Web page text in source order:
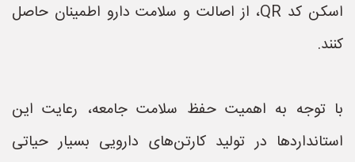
اسکن کد QR، از اصالت و سلامت دارو اطمینان حاصل
کنند.
با توجه به اهمیت حفظ سلامت جامعه، رعایت این
استانداردها در تولید کارتن‌های دارویی بسیار حیاتی